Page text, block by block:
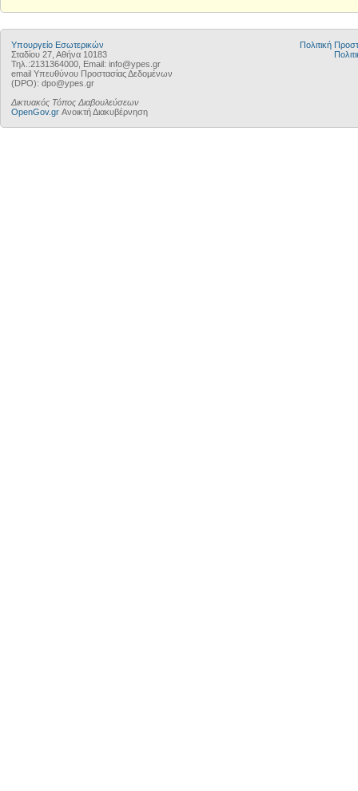
Υπουργείο Εσωτερικών
Σταδίου 27, Αθήνα 10183
Τηλ.:2131364000, Email: info@ypes.gr
email Υπευθύνου Προστασίας Δεδομένων
(DPO): dpo@ypes.gr
Δικτυακός Τόπος Διαβουλεύσεων
OpenGov.gr Ανοικτή Διακυβέρνηση
Πολιτική